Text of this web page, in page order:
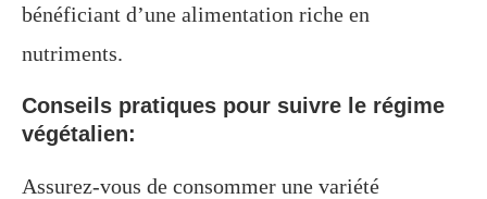
bénéficiant d’une alimentation riche en
nutriments.
Conseils pratiques pour suivre le régime
végétalien:
Assurez-vous de consommer une variété